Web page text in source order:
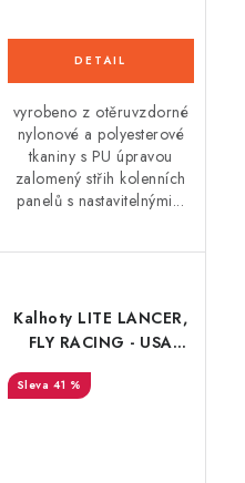
vyrobeno z otěruvzdorné
nylonové a polyesterové
tkaniny s PU úpravou
zalomený střih kolenních
panelů s nastavitelnými...
Kalhoty LITE LANCER,
FLY RACING - USA
2025 (modrá/hi-vis)
41 %